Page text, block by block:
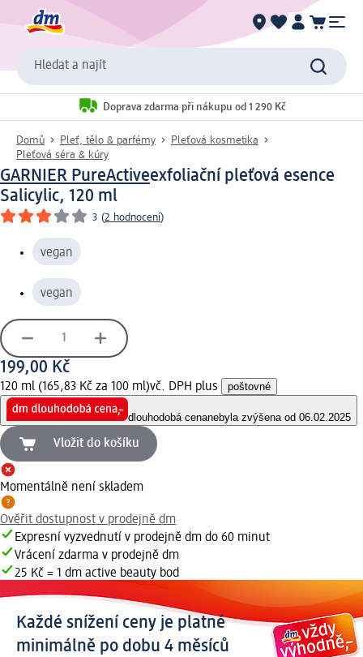
Hledat a najít
Doprava zdarma při nákupu od 1 290 Kč
Domů Pleť, tělo & parfémy
Pleťová kosmetika
Pleťová séra & kúry
GARNIER PureActiveexfoliační pleťová esence
Salicylic, 120 ml
3 (2 hodnocení)
vegan
vegan
199,00 Kč
120 ml (165,83 Kč za 100 ml)vč. DPH plus poštovné
dlouhodobá cenanebyla zvýšena od 06.02.2025
Vložit do košíku
Momentálně není skladem
Ověřit dostupnost v prodejně dm
Expresní vyzvednutí v prodejně dm do 60 minut
Vrácení zdarma v prodejně dm
25 Kč = 1 dm active beauty bod
Každé snížení ceny je platné
minimálně po dobu 4 měsíců